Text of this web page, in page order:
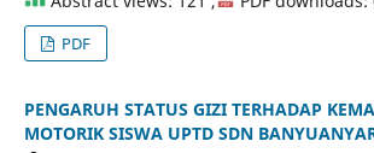
PDF
PENGARUH STATUS GIZI TERHADAP
MOTORIK SISWA UPTD SDN